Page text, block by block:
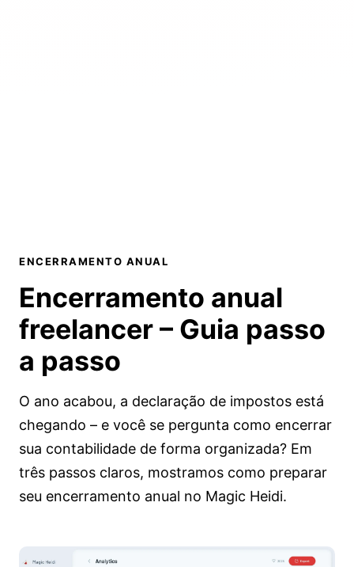
ENCERRAMENTO ANUAL
Encerramento anual
freelancer – Guia passo
a passo
O ano acabou, a declaração de impostos está
chegando – e você se pergunta como encerrar
sua contabilidade de forma organizada? Em
três passos claros, mostramos como preparar
seu encerramento anual no Magic Heidi.